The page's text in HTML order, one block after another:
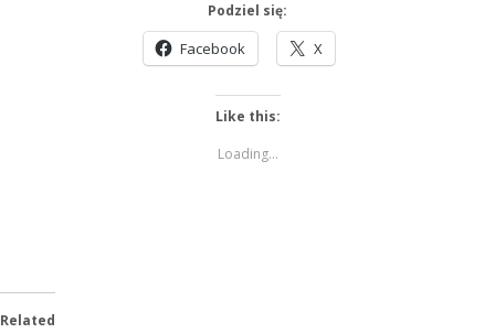
Podziel się:
Facebook X
Like this:
Loading...
Related